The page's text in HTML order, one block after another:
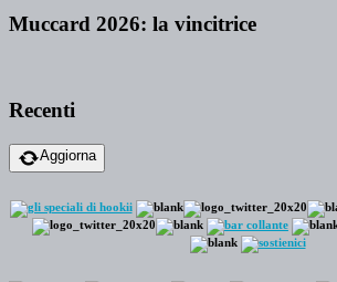
Muccard 2026: la vincitrice
Recenti
Aggiorna